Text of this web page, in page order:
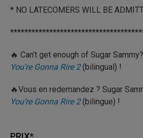
* NO LATECOMERS WILL BE
🔥 Can’t get enough of Sugar
You’re Gonna Rire 2(bilingual) !
🔥Vous en redemandez ? Sugar
You’re Gonna Rire 2(bilingue) !